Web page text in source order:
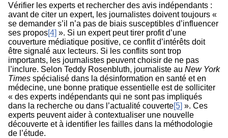
Vérifier les experts et rechercher des avis indépendants :
avant de citer un expert, les journalistes doivent toujours «
se demander s’il n’a pas de biais susceptibles d’influencer
ses propos[4] ». Si un expert peut tirer profit d’une
couverture médiatique positive, ce conflit d’intérêts doit
être signalé aux lecteurs. Si les conflits sont trop
importants, les journalistes peuvent choisir de ne pas
l’inclure. Selon Teddy Rosenbluth, journaliste au New York
Times spécialisé dans la désinformation en santé et en
médecine, une bonne pratique essentielle est de solliciter
« des experts indépendants qui ne sont pas impliqués
dans la recherche ou dans l’actualité couverte[5] ». Ces
experts peuvent aider à contextualiser une nouvelle
découverte et à identifier les failles dans la méthodologie
de l’étude.